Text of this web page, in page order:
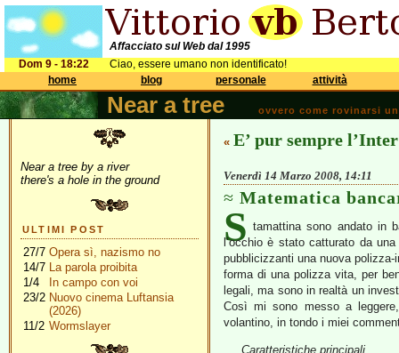
Affacciato sul Web dal 1995
Dom 9 - 18:22
Ciao, essere umano non identificato!
home
blog personale attività
Near a tree ovvero come rovinarsi
Near a tree by a river
there's a hole in the ground
ULTIMI POST
27/7 Opera sì, nazismo no
14/7 La parola proibita
1/4
In campo con voi
23/2 Nuovo cinema Luftansia
(2026)
11/2 Wormslayer
« E’ pur sempre l’Inter
Venerdì 14 Marzo 2008, 14:11
Matematica
S tamattina sono andato in
l’occhio è stato catturato da
pubblicizzanti una nuova
forma di una polizza vita, per
legali, ma sono in realtà un
Così mi sono messo a
volantino, in tondo i miei
Caratteristiche principali